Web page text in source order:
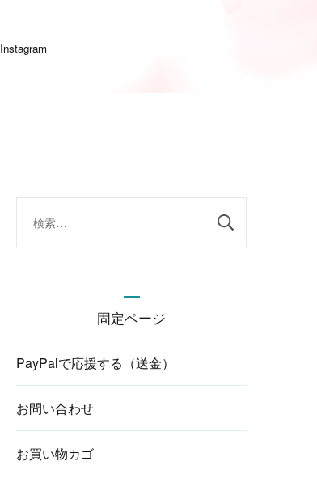
Instagram
固定ページ
PayPalで応援する（送金）
お問い合わせ
お買い物カゴ